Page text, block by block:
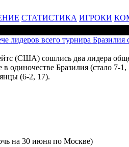
СТАТИСТИКА ИГРОКИ
лидеров всего турнира Бразилия
(США) сошлись два лидера
одиночестве Бразилия (стало 7-
(6-2, 17).
на 30 июня по Москве)